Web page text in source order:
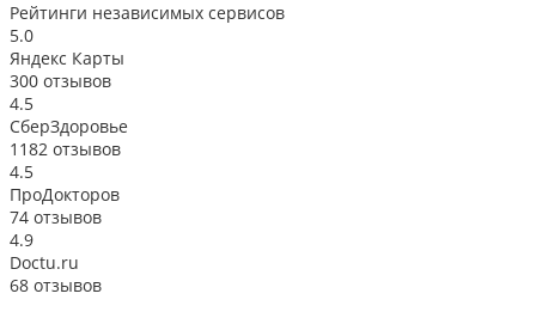
Рейтинги независимых сервисов
5.0
Яндекс Карты
300 отзывов
4.5
СберЗдоровье
1182 отзывов
4.5
ПроДокторов
74 отзывов
4.9
Doctu.ru
68 отзывов